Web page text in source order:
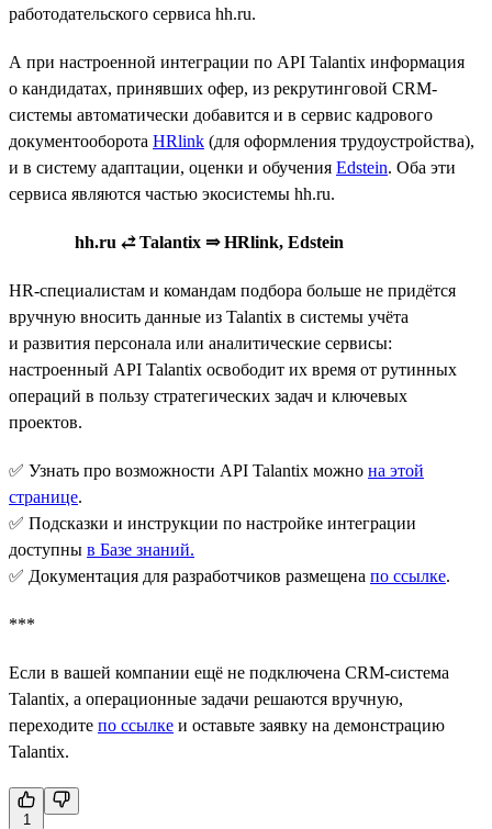
работодательского сервиса hh.ru.
А при настроенной интеграции по API Talantix информация
о кандидатах, принявших офер, из рекрутинговой CRM-
системы автоматически добавится и в сервис кадрового
документооборота HRlink (для оформления трудоустройства),
и в систему адаптации, оценки и обучения Edstein. Оба эти
сервиса являются частью экосистемы hh.ru.
hh.ru ⥄ Talantix ⇒ HRlink, Edstein
HR-специалистам и командам подбора больше не придётся
вручную вносить данные из Talantix в системы учёта
и развития персонала или аналитические сервисы:
настроенный API Talantix освободит их время от рутинных
операций в пользу стратегических задач и ключевых
проектов.
✅ Узнать про возможности API Talantix можно на этой
странице.
✅ Подсказки и инструкции по настройке интеграции
доступны в Базе знаний.
✅ Документация для разработчиков размещена по ссылке.
***
Если в вашей компании ещё не подключена CRM-система
Talantix, а операционные задачи решаются вручную,
переходите по ссылке и оставьте заявку на демонстрацию
Talantix.
1